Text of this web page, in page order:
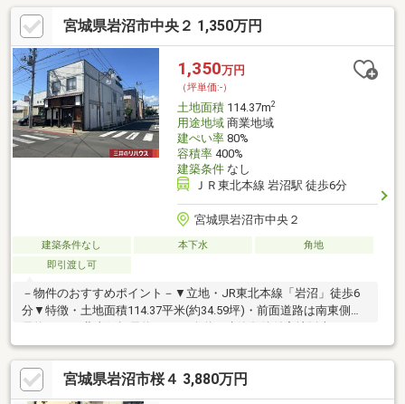
計プラン確定後はスムーズに建築へ移行可能・即引渡し可能(残金
精算後)▼周辺環境・岩沼市立岩沼小学校 徒歩6分(約470m)・岩沼
市立岩沼北中学校 徒歩9分(約720m)・中央児童遊園 徒歩4分(約
270m)■ ご希望の住まい探しをお手伝いします ━━━━━・・・
物件の詳細・ご相談はお気軽にお問い合わせください。
宮城県岩沼市中央２ 1,350万円
1,350万円
（坪単価:-）
土地面積114.37m2
用途地域商業地域
建ぺい率80%
容積率400%
建築条件なし
ＪＲ東北本線 岩沼駅 徒歩6分
宮城県岩沼市中央２
建築条件なし 本下水
角地
即引渡し可
－物件のおすすめポイント－▼立地・JR東北本線「岩沼」徒歩6
分▼特徴・土地面積114.37平米(約34.59坪)・前面道路は南東側幅
いため、お好みの工務店等で建築可能▼周辺環境・岩沼市立岩沼
小学校 徒歩4分(約300m)※一部都市計画道路区域内(計画決定)【公
拡法届出要】※上水道 前面道路配管有、敷地内引込有 ガス 前面
道路配管無、敷地内引込無 下水道 前面道路配管有、敷地内引込
宮城県岩沼市桜４ 3,880万円